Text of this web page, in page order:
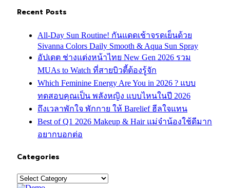
Recent Posts
All-Day Sun Routine! กันแดดเช้าจรดเย็นด้วย
Sivanna Colors Daily Smooth & Aqua Sun Spray
อัปเดต ช่างแต่งหน้าไทย New Gen 2026 รวม
MUAs to Watch ที่สายบิวตี้ต้องรู้จัก
Which Feminine Energy Are You in 2026 ? แบบ
ทดสอบคุณเป็น พลังหญิง แบบไหนในปี 2026
ถึงเวลาพักใจ พักกาย ให้ Barelief ฮีลใจแทน
Best of Q1 2026 Makeup & Hair แม่จ๋าน้องใช้ดีมาก
อยากบอกต่อ
Categories
Categories